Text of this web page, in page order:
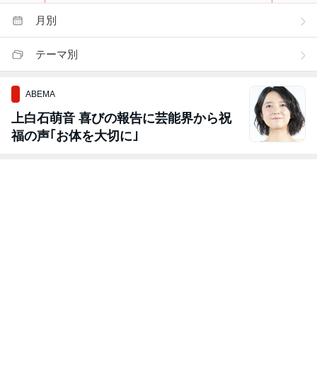
月別
テーマ別
ABEMA
上白石萌音 喜びの報告に芸能界から祝
福の声｢お体を大切に｣